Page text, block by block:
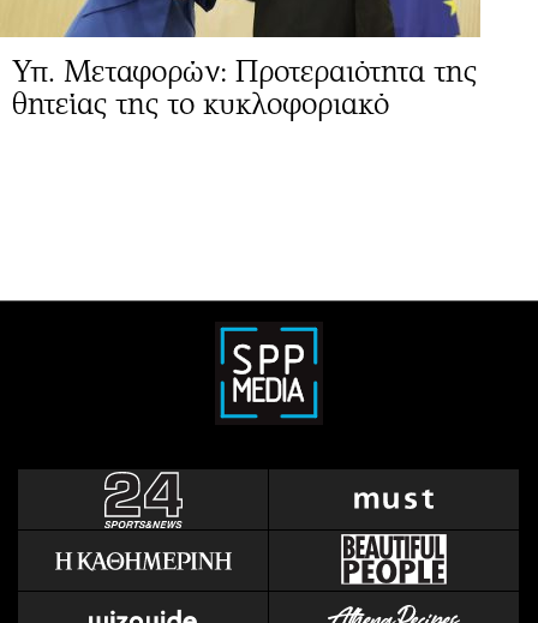
Υπ. Μεταφορών: Προτεραιότητα της
θητείας της το κυκλοφοριακό